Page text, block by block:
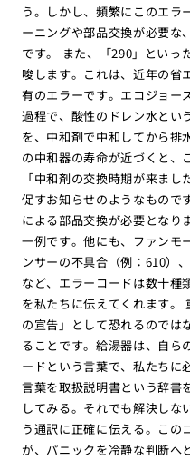
う。しかし、頻繁にこのエラ
ーニングや部品交換が必要な
です。 また、「290」といっ
唆します。これは、近年の省
有のエラーです。エコジョー
過程で、酸性のドレン水とい
を、中和剤で中和してから排
の中和器の寿命が近づくと、
「中和剤の交換時期が来ま
促すお知らせのようなもので
による部品交換が必要となり
一例です。他にも、ファンモ
ンサーの不具合（例：610）
など、エラーコードは数十種
を私たちに伝えてくれます。
の宣告」として恐れるのでは
ることです。給湯器は、自ら
ードという言葉で、私たちに
言葉を取扱説明書という辞書
してみる。それでも解決しな
う通訳に正確に伝える。この
が、パニックを冷静な判断へ